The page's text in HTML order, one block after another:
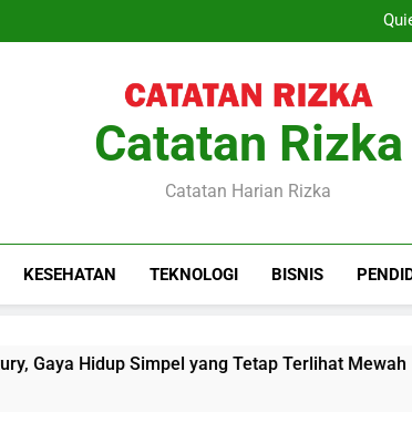
Training
Layanan Sewa
Training
Sewa
Catatan Rizka
Catatan Harian Rizka
KESEHATAN TEKNOLOGI BISNIS
Hidup Simpel yang Tetap Terlihat Mewah